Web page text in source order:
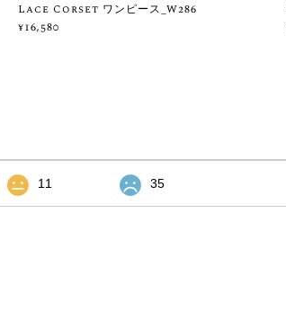
Lace Corset ワンピース_W286
¥16,580
11 35